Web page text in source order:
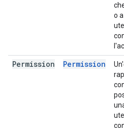
o
Permission Permission